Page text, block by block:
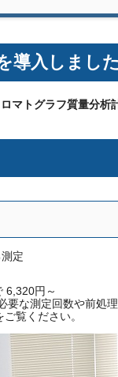
導入しました
ロマトグラフ質量分析
定
6,320円～
な測定回数や前処
ご覧ください。